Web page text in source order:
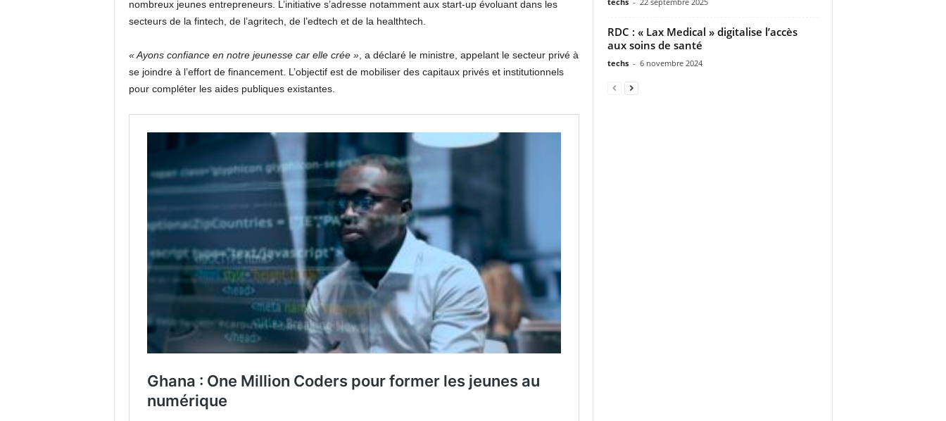
nombreux jeunes entrepreneurs. L’initiative s’adresse notamment aux start-up évoluant dans les
secteurs de la fintech, de l’agritech, de l’edtech et de la healthtech.
« Ayons confiance en notre jeunesse car elle crée », a déclaré le ministre, appelant le secteur privé à
se joindre à l’effort de financement. L’objectif est de mobiliser des capitaux privés et institutionnels
pour compléter les aides publiques existantes.
RDC : « Lax Medical » digitalise l’accès
aux soins de santé
techs - 6 novembre 2024